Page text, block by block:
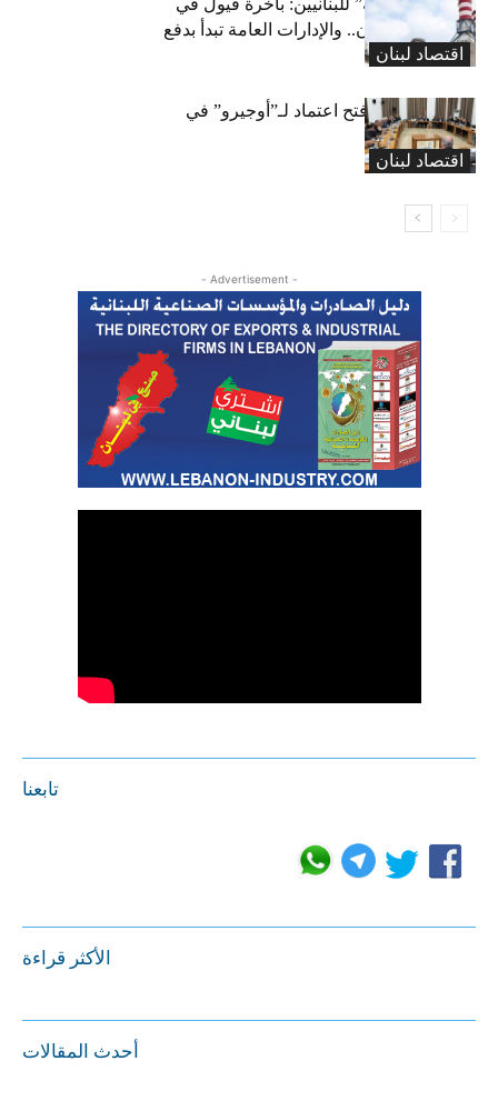
اقتصاد لبنان
طريقها إلى لبنان.. والإدارات العامة تبدأ بدفع
متوجباتها
اقتصاد لبنان
لجنة المال تقرّ فتح اعتماد لـ”أوجيرو” في
موازنة 2026
- Advertisement -
تابعنا
الأكثر قراءة
أحدث المقالات